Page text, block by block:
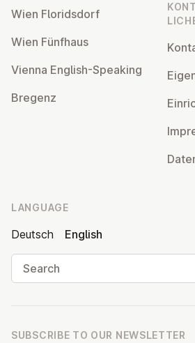
Wien Flor­idsdorf
Wien Fünfhaus
Vienna English-Speaking
Bregenz
LANGUAGE
Deutsch
English
Search
SUBSCRIBE TO OUR NEWSLETTER